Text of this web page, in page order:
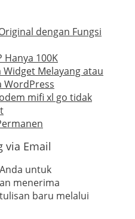
dengan Fungsi
Hanya 100K
Melayang atau
WordPress
mifi xl go tidak
via Email
untuk
menerima
baru melalui